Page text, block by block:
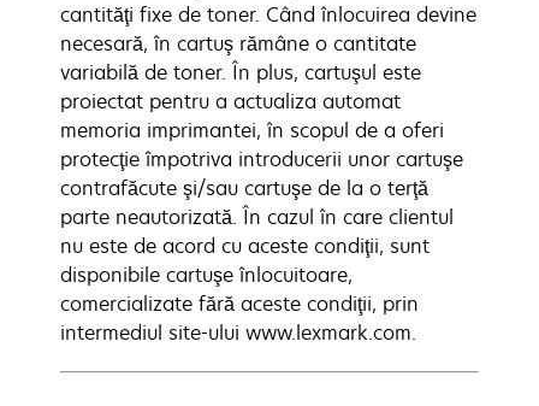
cantităţi fixe de toner. Când înlocuirea devine
necesară, în cartuş rămâne o cantitate
variabilă de toner. În plus, cartuşul este
proiectat pentru a actualiza automat
memoria imprimantei, în scopul de a oferi
protecţie împotriva introducerii unor cartuşe
contrafăcute şi/sau cartuşe de la o terţă
parte neautorizată. În cazul în care clientul
nu este de acord cu aceste condiţii, sunt
disponibile cartuşe înlocuitoare,
comercializate fără aceste condiţii, prin
intermediul site-ului www.lexmark.com.